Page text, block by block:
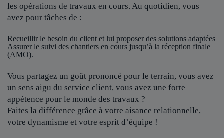
les opérations de travaux en cours. Au quotidien, vous
avez pour tâches de :
Recueillir le besoin du client et lui proposer des solutions adaptées
Assurer le suivi des chantiers en cours jusqu’à la réception finale
(AMO).
Vous partagez un goût prononcé pour le terrain, vous avez
un sens aigu du service client, vous avez une forte
appétence pour le monde des travaux ?
Faites la différence grâce à votre aisance relationnelle,
votre dynamisme et votre esprit d’équipe !